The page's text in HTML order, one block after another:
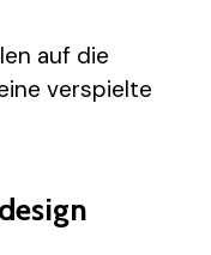
auf die
verspielte